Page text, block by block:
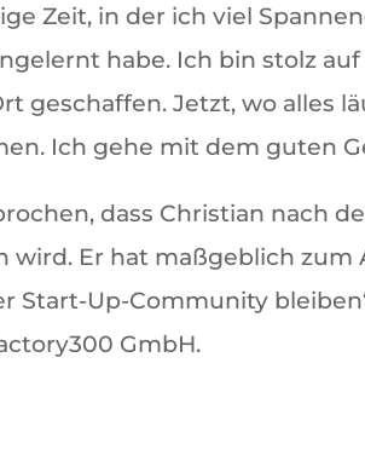
Zeit, in der ich viel
habe. Ich bin stolz
geschaffen. Jetzt, wo alles
Ich gehe mit dem guten
dass Christian nach
Er hat maßgeblich zum
Start-Up-Community
GmbH.